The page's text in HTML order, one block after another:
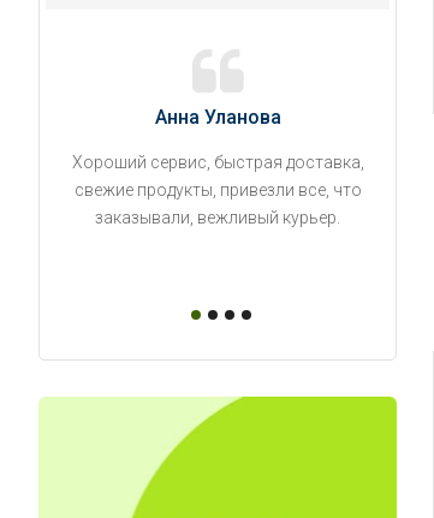
Анна Уланова
Хороший сервис, быстрая доставка,
свежие продукты, привезли все, что
заказывали, вежливый курьер.